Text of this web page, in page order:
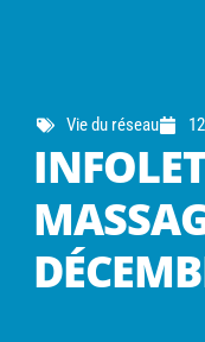
Vie du réseau